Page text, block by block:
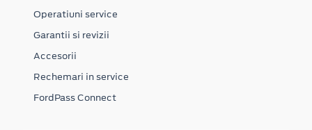
Operatiuni service
Garantii si revizii
Accesorii
Rechemari in service
FordPass Connect